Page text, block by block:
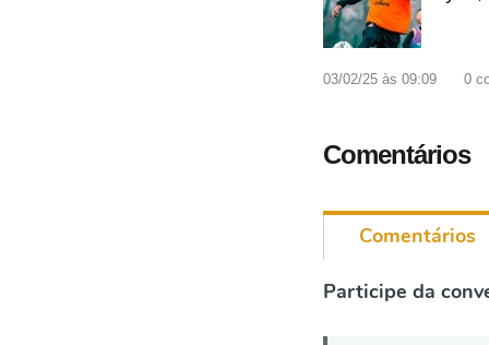
03/02/25 às 09:09 0
Comentários